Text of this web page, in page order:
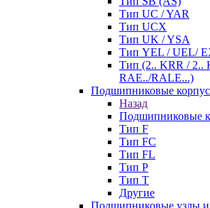
Тип UC / YAR
Тип UCX
Тип UK / YSA
Тип YEL / UEL/
Тип (2.. KRR / 2..
RAE../RALE...)
Подшипниковые
Назад
Подшипниковые
Тип F
Тип FC
Тип FL
Тип P
Тип T
Другие
Подшипниковые узлы